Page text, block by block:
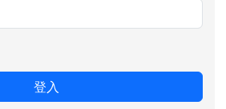
登入